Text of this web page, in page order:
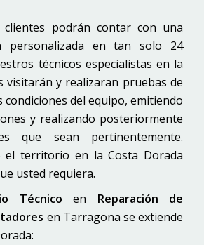
clientes podrán contar con una
personalizada en tan solo 24
técnicos especialistas en la
visitarán y realizaran pruebas de
condiciones del equipo, emitiendo
y realizando posteriormente
que sean pertinentemente.
el territorio en la Costa Dorada
usted requiera.
Técnico en Reparación de
en Tarragona se extiende